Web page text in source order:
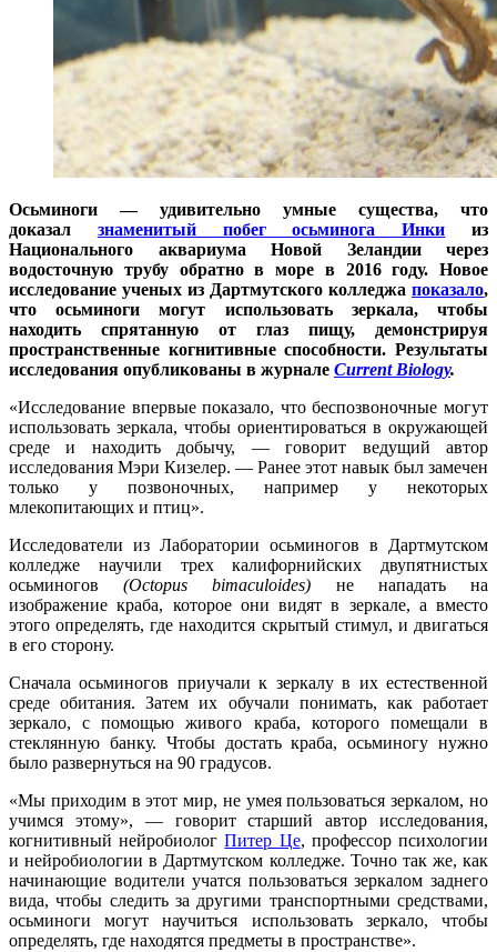
Осьминоги — удивительно умные существа, что
доказал знаменитый побег осьминога Инки из
Национального аквариума Новой Зеландии через
водосточную трубу обратно в море в 2016 году. Новое
исследование ученых из Дартмутского колледжа показало,
что осьминоги могут использовать зеркала, чтобы
находить спрятанную от глаз пищу, демонстрируя
пространственные когнитивные способности. Результаты
исследования опубликованы в журнале Current Biology.
«Исследование впервые показало, что беспозвоночные могут
использовать зеркала, чтобы ориентироваться в окружающей
среде и находить добычу, — говорит ведущий автор
исследования Мэри Кизелер. — Ранее этот навык был замечен
только у позвоночных, например у некоторых
млекопитающих и птиц».
Исследователи из Лаборатории осьминогов в Дартмутском
колледже научили трех калифорнийских двупятнистых
осьминогов(Octopus bimaculoides) не нападать на
изображение краба, которое они видят в зеркале, а вместо
этого определять, где находится скрытый стимул, и двигаться
в его сторону.
Сначала осьминогов приучали к зеркалу в их естественной
среде обитания. Затем их обучали понимать, как работает
зеркало, с помощью живого краба, которого помещали в
стеклянную банку. Чтобы достать краба, осьминогу нужно
было развернуться на 90 градусов.
«Мы приходим в этот мир, не умея пользоваться зеркалом, но
учимся этому», — говорит старший автор исследования,
когнитивный нейробиологПитер Це, профессор психологии
и нейробиологии в Дартмутском колледже. Точно так же, как
начинающие водители учатся пользоваться зеркалом заднего
вида, чтобы следить за другими транспортными средствами,
осьминоги могут научиться использовать зеркало, чтобы
определять, где находятся предметы в пространстве».